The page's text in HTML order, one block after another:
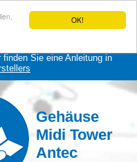
OK!
finden Sie eine Anleitung in
Gehäuse
Midi Tower
Antec